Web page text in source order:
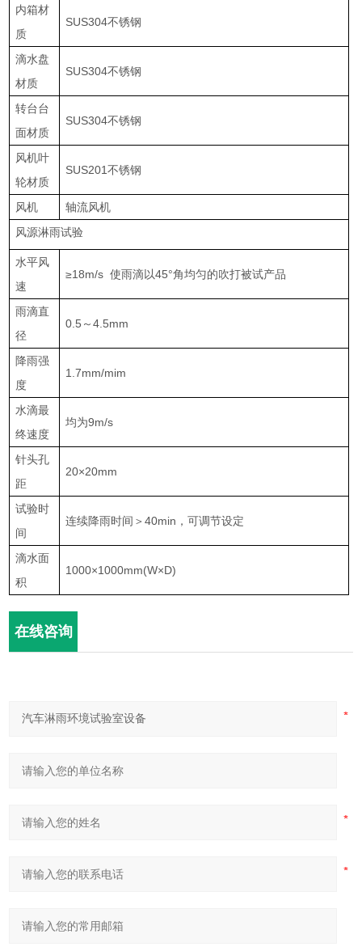
内箱材
质
SUS304不锈钢
滴水盘
材质
SUS304不锈钢
转台台
面材质
SUS304不锈钢
风机叶
轮材质
SUS201不锈钢
风机
轴流风机
风源淋雨试验
水平风
速
≥18m/s 使雨滴以45°角均匀的吹打被试产品
雨滴直
径
0.5～4.5mm
降雨强
度
1.7mm/mim
水滴最
终速度
均为9m/s
针头孔
距
20×20mm
试验时
间
连续降雨时间＞40min，可调节设定
滴水面
积
1000×1000mm(W×D)
在线咨询